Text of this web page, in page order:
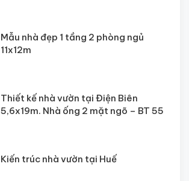
Mẫu nhà đẹp 1 tầng 2 phòng ngủ
11x12m
Thiết kế nhà vườn tại Điện Biên
5,6x19m. Nhà ống 2 mặt ngõ – BT 55
Kiến trúc nhà vườn tại Huế